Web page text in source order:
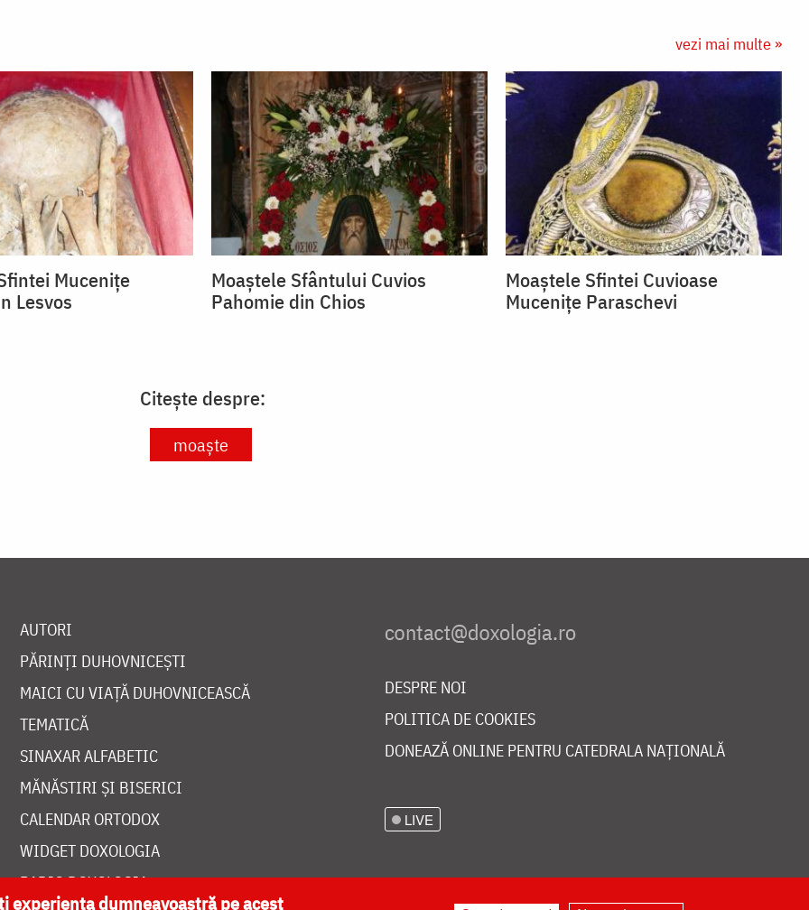
vezi mai multe »
Mucenițe
Lesvos
Moaștele Sfântului Cuvios
Pahomie din Chios
Moaștele Sfintei Cuvioase
Mucenițe Paraschevi
Citește despre:
moaște
AUTORI
PĂRINȚI DUHOVNICEȘTI
MAICI CU VIAȚĂ DUHOVNICEASCĂ
TEMATICĂ
SINAXAR ALFABETIC
MĂNĂSTIRI ȘI BISERICI
CALENDAR ORTODOX
WIDGET DOXOLOGIA
RADIO DOXOLOGIA
DESPRE NOI
POLITICA DE COOKIES
DONEAZĂ ONLINE PENTRU CATEDRALA NAȚIONALĂ
LIVE
experiența dumneavoastră pe acest